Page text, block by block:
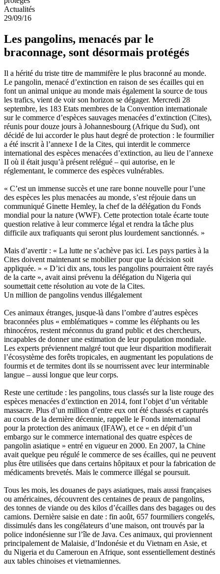
Actualités
29/09/16
Les pangolins, menacés par le
braconnage, sont désormais protégés
Il a hérité du triste titre de mammifère le plus braconné au monde.
Le pangolin, menacé d’extinction en raison de ses écailles qui en
font un animal unique au monde mais également la source de tous
les trafics, vient de voir son horizon se dégager. Mercredi 28
septembre, les 183 Etats membres de la Convention internationale
sur le commerce d’espèces sauvages menacées d’extinction (Cites),
réunis pour douze jours à Johannesbourg (Afrique du Sud), ont
décidé de lui accorder le plus haut degré de protection : le fourmilier
a été inscrit à l’annexe I de la Cites, qui interdit le commerce
international des espèces menacées d’extinction, au lieu de l’annexe
II où il était jusqu’à présent relégué – qui autorise, en le
réglementant, le commerce des espèces vulnérables.
« C’est un immense succès et une rare bonne nouvelle pour l’une
des espèces les plus menacées au monde, s’est réjouie dans un
communiqué Ginette Hemley, la chef de la délégation du Fonds
mondial pour la nature (WWF). Cette protection totale écarte toute
question relative à leur commerce légal et rendra la tâche plus
difficile aux trafiquants qui seront plus lourdement sanctionnés. »
Mais d’avertir : « La lutte ne s’achève pas ici. Les pays parties à la
Cites doivent maintenant se mobilier pour que la décision soit
appliquée. » « D’ici dix ans, tous les pangolins pourraient être rayés
de la carte », avait ainsi prévenu la délégation du Nigeria qui
soumettait cette résolution au vote de la Cites.
Un million de pangolins vendus illégalement
Ces animaux étranges, jusque-là dans l’ombre d’autres espèces
braconnées plus « emblématiques » comme les éléphants ou les
rhinocéros, restent méconnus du grand public et des chercheurs,
incapables de donner une estimation de leur population mondiale.
Les experts préviennent malgré tout que leur disparition modifierait
l’écosystème des forêts tropicales, en augmentant les populations de
fourmis et de termites dont ils se nourrissent avec leur interminable
langue – aussi longue que leur corps.
Reste une certitude : les pangolins, tous classés sur la liste rouge des
espèces menacées d’extinction en 2014, font l’objet d’un véritable
massacre. Plus d’un million d’entre eux ont été chassés et capturés
au cours de la dernière décennie, rappelle le Fonds international
pour la protection des animaux (IFAW), et ce « en dépit d’un
embargo sur le commerce international des quatre espèces de
pangolin asiatique » entré en vigueur en 2000. En 2007, la Chine
avait quelque peu régulé le commerce de ses écailles, qui ne peuvent
plus être utilisées que dans certains hôpitaux et pour la fabrication de
médicaments brevetés. Mais le commerce illégal se poursuit.
Tous les mois, les douanes de pays asiatiques, mais aussi françaises
ou américaines, découvrent des centaines de peaux de pangolins,
des tonnes de viande ou des kilos d’écailles dans des bagages ou des
camions. Dernière saisie en date : fin août, 657 fourmiliers congelés,
dissimulés dans les congélateurs d’une maison, ont trouvés par la
police indonésienne sur l’île de Java. Ces animaux, qui proviennent
principalement de Malaisie, d’Indonésie et du Vietnam en Asie, et
du Nigeria et du Cameroun en Afrique, sont essentiellement destinés
aux tables chinoises et vietnamiennes.